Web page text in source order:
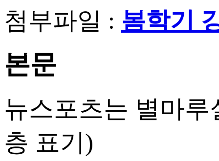
첨부파일 : 봄학기
본문
뉴스포츠는 별마
층 표기)